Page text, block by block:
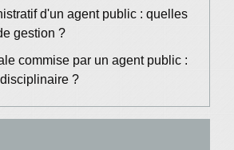
d'un agent public : quelles
gestion ?
commise par un agent public :
?